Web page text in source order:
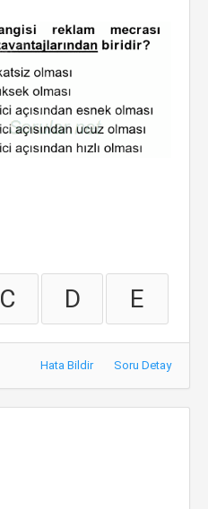
C D E
Hata Bildir Soru Detay